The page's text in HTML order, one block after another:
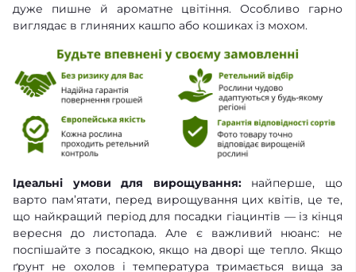
дуже пишне й ароматне цвітіння. Особливо гарно
виглядає в глиняних кашпо або кошиках із мохом.
Ідеальні умови для вирощування:найперше, що
варто пам’ятати, перед вирощування цих квітів, це те,
що найкращий період для посадки гіацинтів — із кінця
вересня до листопада. Але є важливий нюанс: не
поспішайте з посадкою, якщо на дворі ще тепло. Якщо
ґрунт не охолов і температура тримається вища за